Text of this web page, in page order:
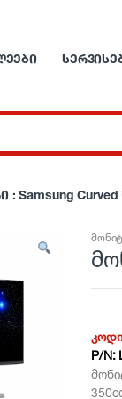
Samsung Curved
P/N: